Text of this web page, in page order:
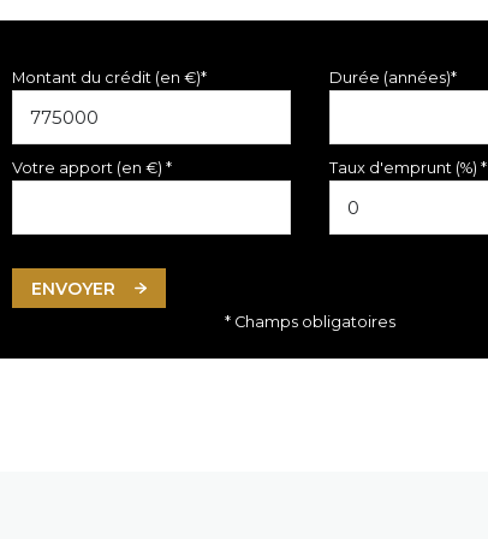
Montant du crédit (en €)* Durée (années)*
Votre apport (en €) * Taux d'emprunt (%) *
ENVOYER
* Champs obligatoires